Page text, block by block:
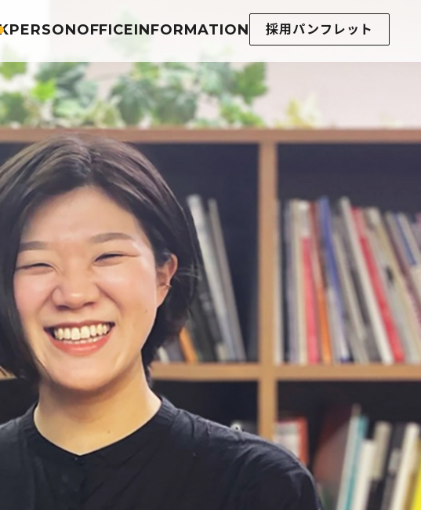
PERSONOFFICEINFORMATION 採用パンフレット